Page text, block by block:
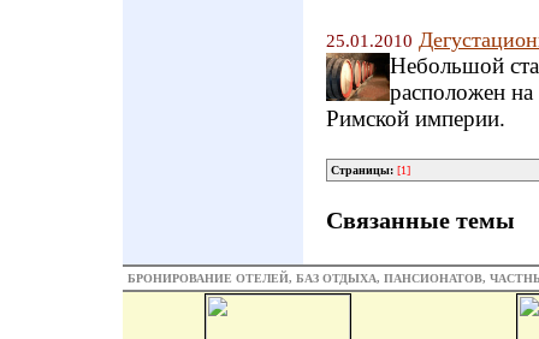
25.01.2010
Небольшой
расположен на
Римской империи.
Страницы: [1]
Связанные темы
БРОНИРОВАНИЕ ОТЕЛЕЙ, БАЗ ОТДЫХА, ПАНСИОНАТОВ,